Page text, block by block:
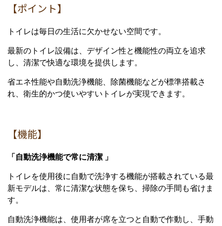
【ポイント】
トイレは毎日の生活に欠かせない空間です。
最新のトイレ設備は、デザイン性と機能性の両立を追求
し、清潔で快適な環境を提供します。
省エネ性能や自動洗浄機能、除菌機能などが標準搭載さ
れ、衛生的かつ使いやすいトイレが実現できます。
【機能】
「自動洗浄機能で常に清潔 」
トイレを使用後に自動で洗浄する機能が搭載されている最
新モデルは、常に清潔な状態を保ち、掃除の手間も省けま
す。
自動洗浄機能は、使用者が席を立つと自動で作動し、手動